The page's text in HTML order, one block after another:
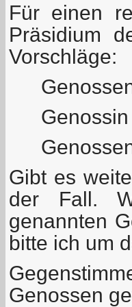
Für einen
Präsidium
Vorschläge:
Gibt es
der Fall.
genannten
bitte ich um
Genossen